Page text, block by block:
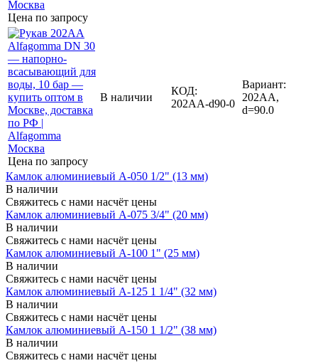
Цена по запросу
Цена по запросу
В наличии
КОД:
202AA-d90-0
Вариант:
202AA,
d=90.0
Камлок алюминиевый A-050 1/2" (13 мм)
В наличии
Свяжитесь с нами насчёт цены
Камлок алюминиевый A-075 3/4" (20 мм)
В наличии
Свяжитесь с нами насчёт цены
Камлок алюминиевый A-100 1" (25 мм)
В наличии
Свяжитесь с нами насчёт цены
Камлок алюминиевый A-125 1 1/4" (32 мм)
В наличии
Свяжитесь с нами насчёт цены
Камлок алюминиевый A-150 1 1/2" (38 мм)
В наличии
Свяжитесь с нами насчёт цены